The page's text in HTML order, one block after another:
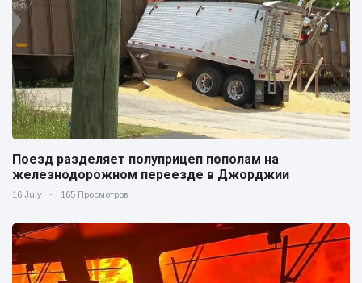
Поезд разделяет полуприцеп пополам на
железнодорожном переезде в Джорджии
16 July 165 Просмотров